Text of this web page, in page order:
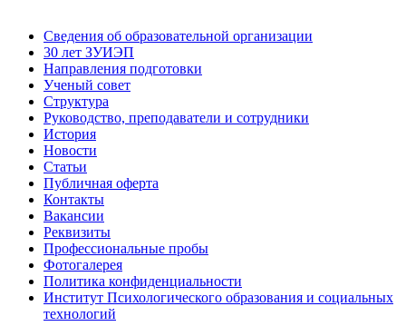
Сведения об образовательной организации
30 лет ЗУИЭП
Направления подготовки
Ученый совет
Структура
Руководство, преподаватели и сотрудники
История
Новости
Статьи
Публичная оферта
Контакты
Вакансии
Реквизиты
Профессиональные пробы
Фотогалерея
Политика конфиденциальности
Институт Психологического образования и социальных
технологий